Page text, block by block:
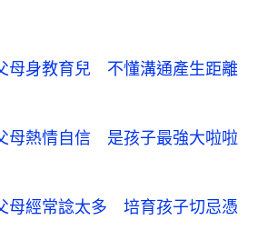
母身教育兒 不懂溝通產生距離
母熱情自信 是孩子最強大啦啦
母經常諗太多 培育孩子切忌憑